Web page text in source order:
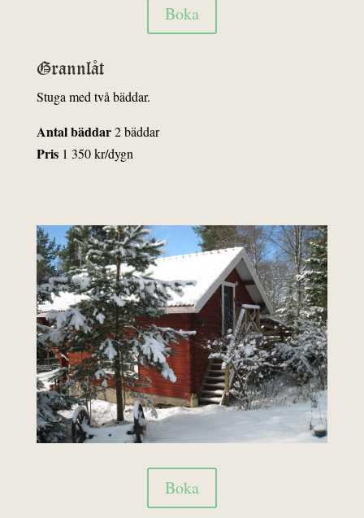
Boka
Grannlåt
Stuga med två bäddar.
Antal bäddar2 bäddar
Pris 1 350 kr/dygn
Boka